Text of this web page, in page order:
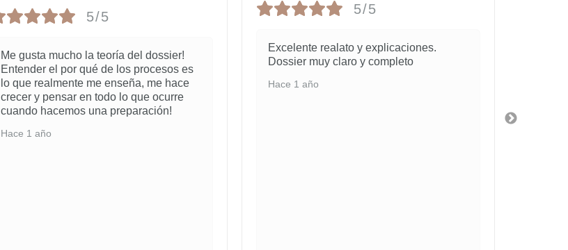
5/5
Me gusta mucho la teoría del dossier!
Entender el por qué de los procesos es
lo que realmente me enseña, me hace
crecer y pensar en todo lo que ocurre
cuando hacemos una preparación!
Hace 1 año
5/5
Excelente realato y explicaciones.
Dossier muy claro y completo
Hace 1 año